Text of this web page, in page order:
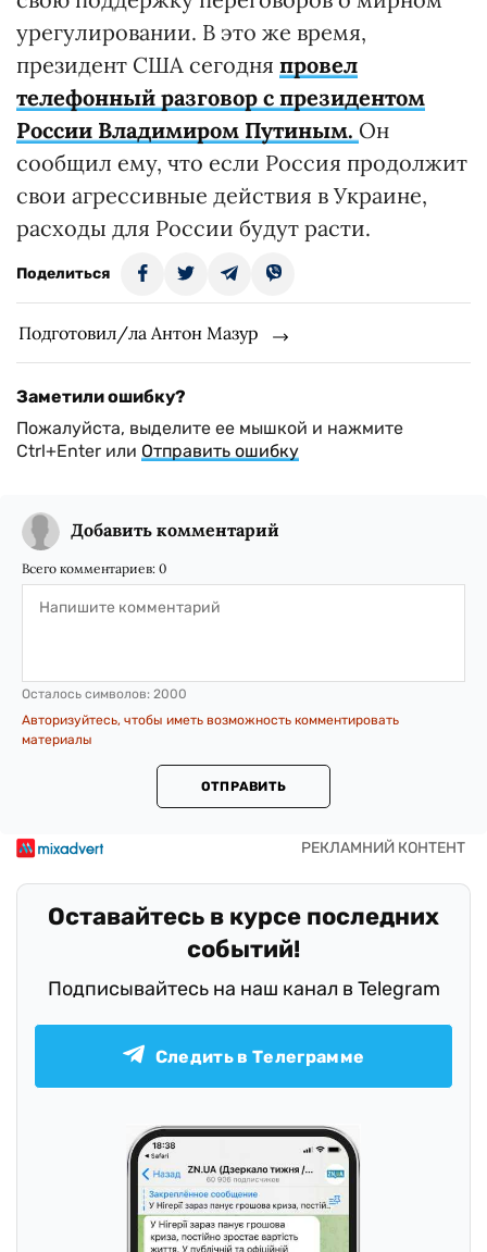
урегулировании. В это же время,
президент США сегодня провел
телефонный разговор с президентом
России Владимиром Путиным. Он
сообщил ему, что если Россия продолжит
свои агрессивные действия в Украине,
расходы для России будут расти.
Поделиться
Подготовил/ла Антон Мазур
Заметили ошибку?
Пожалуйста, выделите ее мышкой и нажмите
Ctrl+Enter или Отправить ошибку
Добавить комментарий
Всего комментариев: 0
Осталось символов: 2000
Авторизуйтесь, чтобы иметь возможность комментировать
материалы
ОТПРАВИТЬ
Оставайтесь в курсе последних
событий!
Подписывайтесь на наш канал в Telegram
Следить в Телеграмме